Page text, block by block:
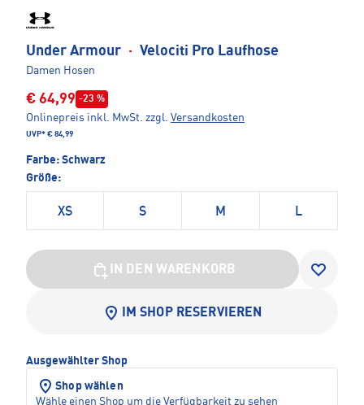
Under Armour · Velociti Pro Laufhose
Damen Hosen
€ 64,99 -23 %
Onlinepreis inkl. MwSt. zzgl. Versandkosten
UVP* € 84,99
Farbe: Schwarz
Größe:
XS S M L
IN DEN WARENKORB
IM SHOP RESERVIEREN
Ausgewählter Shop
Shop wählen
Wähle einen Shop um die Verfügbarkeit zu sehen